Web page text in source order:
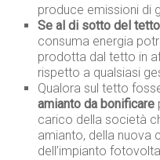
produce emissioni di
Se al di sotto del
consuma energia
prodotta dal tetto in
rispetto a qualsiasi
Qualora sul tetto
amianto da bonificare
carico della società
amianto, della nuova
dell’impianto